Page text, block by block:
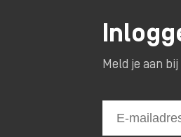
Meld je aan